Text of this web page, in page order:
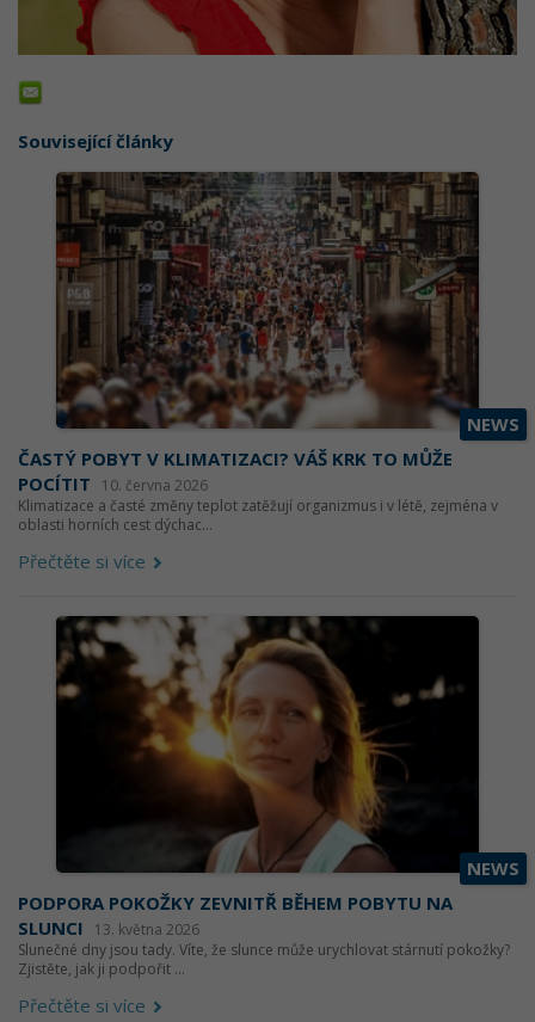
Související články
NEWS
ČASTÝ POBYT V KLIMATIZACI? VÁŠ KRK TO MŮŽE
POCÍTIT
10. června 2026
Klimatizace a časté změny teplot zatěžují organizmus i v létě, zejména v
oblasti horních cest dýchac...
Přečtěte si více
NEWS
PODPORA POKOŽKY ZEVNITŘ BĚHEM POBYTU NA
SLUNCI
13. května 2026
Slunečné dny jsou tady. Víte, že slunce může urychlovat stárnutí pokožky?
Zjistěte, jak ji podpořit ...
Přečtěte si více